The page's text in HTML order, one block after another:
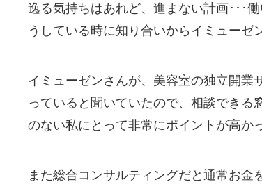
逸る気持ちはあれど、進まない計画･･･
うしている時に知り合いからイミューゼ
イミューゼンさんが、美容室の独立開業
っていると聞いていたので、相談できる
のない私にとって非常にポイントが高か
また総合コンサルティングだと通常お金